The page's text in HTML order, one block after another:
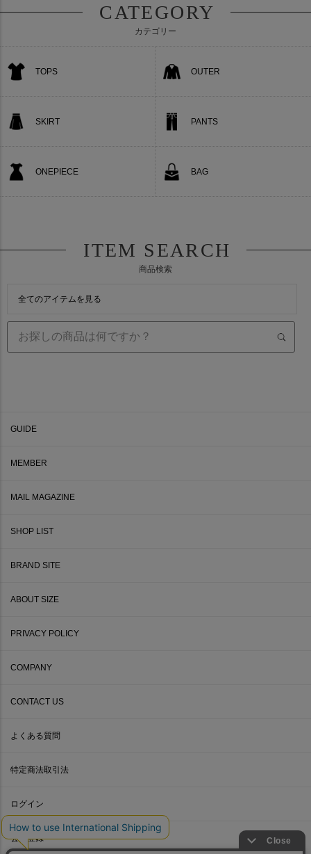
CATEGORY
カテゴリー
TOPS OUTER
SKIRT PANTS
ONEPIECE BAG
ITEM SEARCH
商品検索
全てのアイテムを見る
GUIDE
MEMBER
MAIL MAGAZINE
SHOP LIST
BRAND SITE
ABOUT SIZE
PRIVACY POLICY
COMPANY
CONTACT US
よくある質問
特定商法取引法
ログイン
会員登録